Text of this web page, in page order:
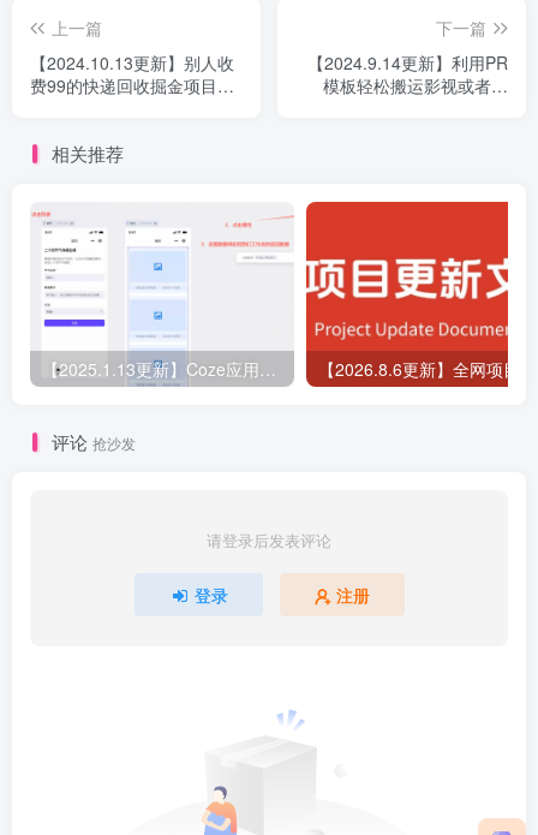
上一篇
【2024.10.13更新】别人收
费99的快递回收掘金项目，
下一篇
【2024.9.14更新】利用PR
模板轻松搬运影视或者短
相关推荐
【2025.1.13更新】Coze应用实战 如何利用coze应用功能，开发一个小程序，并发布到微信
评论 抢沙发
请登录后发表评论
登录 注册